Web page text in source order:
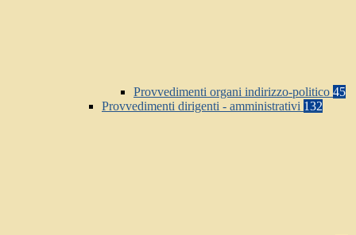
Provvedimenti organi indirizzo-politico 45
Provvedimenti dirigenti - amministrativi 132